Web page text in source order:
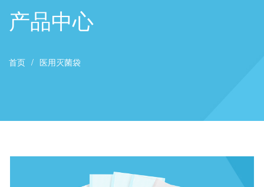
产品中心
首页 医用灭菌袋